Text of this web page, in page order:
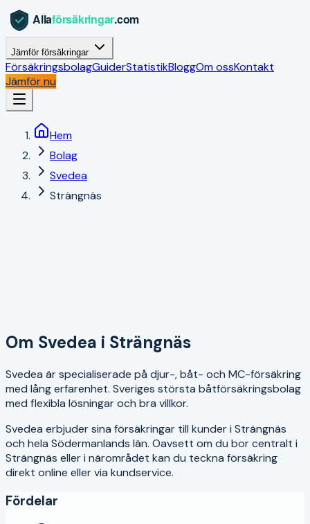
Jämför försäkringar
FörsäkringsbolagGuiderStatistikBloggOm ossKontakt
Jämför nu
Hem
Bolag
Svedea
Strängnäs
Om Svedea i Strängnäs
Svedea är specialiserade på djur-, båt- och MC-försäkring
med lång erfarenhet. Sveriges största båtförsäkringsbolag
med flexibla lösningar och bra villkor.
Svedea erbjuder sina försäkringar till kunder i Strängnäs
och hela Södermanlands län. Oavsett om du bor centralt i
Strängnäs eller i närområdet kan du teckna försäkring
direkt online eller via kundservice.
Fördelar